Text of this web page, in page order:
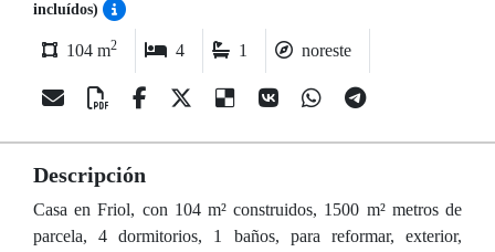
incluídos)
104 m2 4 1 noreste
Descripción
Casa en Friol, con 104 m² construidos, 1500 m² metros de
parcela, 4 dormitorios, 1 baños, para reformar, exterior,